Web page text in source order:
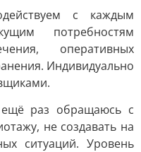
с каждым
потребностям
оперативных
Индивидуально
раз обращаюсь с
не создавать на
ситуаций. Уровень